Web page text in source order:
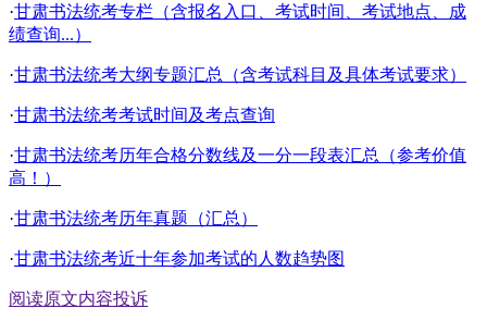
·甘肃书法统考专栏（含报名入口、考试时间、考试地点、成
绩查询...）
·甘肃书法统考大纲专题汇总（含考试科目及具体考试要求）
·甘肃书法统考考试时间及考点查询
·甘肃书法统考历年合格分数线及一分一段表汇总（参考价值
高！）
·甘肃书法统考历年真题（汇总）
·甘肃书法统考近十年参加考试的人数趋势图
阅读原文内容投诉